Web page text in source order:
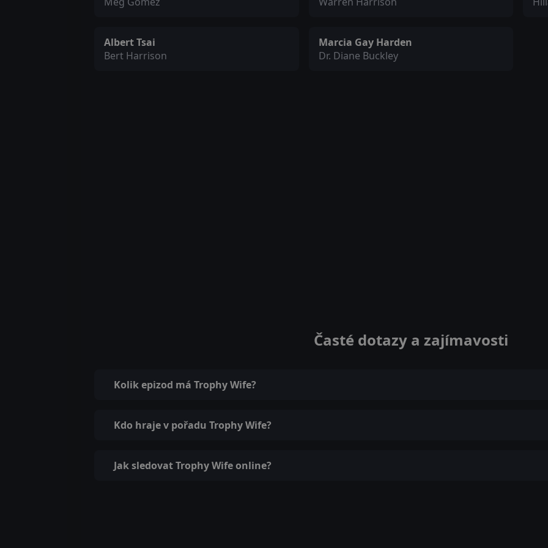
Albert Tsai
Bert Harrison
Marcia Gay Harden
Dr. Diane Buckley
Časté dotazy a zajímavosti
Kolik epizod má Trophy Wife?
Kdo hraje v pořadu Trophy Wife?
Jak sledovat Trophy Wife online?